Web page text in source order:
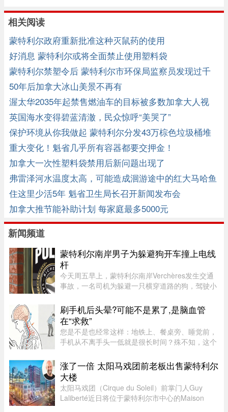
相关阅读
蒙特利尔政府重新批准这种灭鼠药的使用
好消息 蒙特利尔或将全面禁止使用塑料袋
蒙特利尔禁塑令后 蒙特利尔市环保局监察员发现过千
违规行为 ...
50年后加拿大冰山美景不再有
渥太华2035年起禁售燃油车的目标被多数加拿大人视
为“不现实” ...
英国海水变得碧蓝清澈，民众惊呼“美哭了”
保护环境从你我做起 蒙特利尔分发43万棕色垃圾桶堆
肥
重大变化！魁省几乎所有容器都要交押金！
加拿大一次性塑料袋禁用后新问题出现了
弗雷泽河水温度太高，可能造成洄游途中的红大马哈鱼
产卵前死亡 ...
住这里少活5年 魁省卫生局长召开新闻发布会
加拿大推节能补助计划 每家庭最多5000元
新闻频道
蒙特利尔南岸男子为躲避狗开车撞上电线
杆
今天周五早上，蒙特利尔南岸Verchères发生交通
事故，一名司机为躲避一只横穿道路的狗，驾驶小
故发生在上午7点左右，受影响路段位于Saint-
Alexandre街与Calixa-Lavallé ...
刷手机后头晕?可能不是累了,是脑血管
在“求救”
您是不是也经常这样：地铁上、餐桌旁、睡觉前，
手机从不离手头一低就是很长时间？殊不知，这个
低头会损伤脑血管#的话题引发广泛关注很多人只
知道低头伤颈椎却忽略了它还 ...
涨了一倍 太阳马戏团前老板出售蒙特利尔
大楼
太阳马戏团（Cirque du Soleil）前掌门人Guy
Laliberté近日将位于蒙特利尔市中心的Maison